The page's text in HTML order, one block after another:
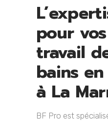
pour
travail
bains
à La
BF Pro est